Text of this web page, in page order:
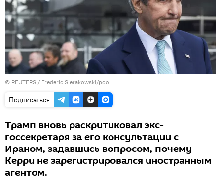
© REUTERS / Frederic Sierakowski/pool
Подписаться
Трамп вновь раскритиковал экс-
госсекретаря за его консультации с
Ираном, задавшись вопросом, почему
Керри не зарегистрировался иностранным
агентом.